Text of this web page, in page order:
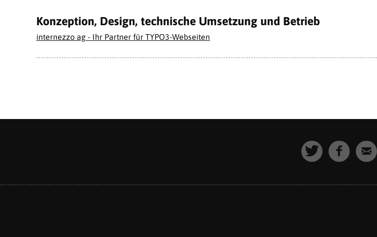
Konzeption, Design, technische Umsetzung und Betrieb
internezzo ag - Ihr Partner für TYPO3-Webseiten